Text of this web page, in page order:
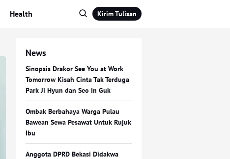
Health Kirim Tulisan
News
Sinopsis Drakor See You at Work
Tomorrow Kisah Cinta Tak Terduga
Park Ji Hyun dan Seo In Guk
Ombak Berbahaya Warga Pulau
Bawean Sewa Pesawat Untuk Rujuk
Ibu
Anggota DPRD Bekasi Didakwa